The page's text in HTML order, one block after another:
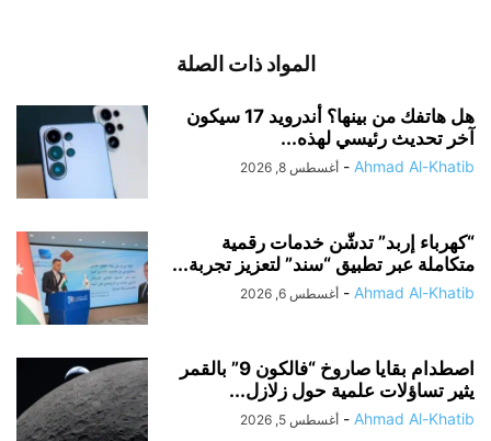
المواد ذات الصلة
هل هاتفك من بينها؟ أندرويد 17 سيكون
آخر تحديث رئيسي لهذه...
Ahmad Al-Khatib
- أغسطس 8, 2026
“كهرباء إربد” تدشّن خدمات رقمية
متكاملة عبر تطبيق “سند” لتعزيز تجربة...
Ahmad Al-Khatib
- أغسطس 6, 2026
اصطدام بقايا صاروخ “فالكون 9” بالقمر
يثير تساؤلات علمية حول زلازل...
Ahmad Al-Khatib
- أغسطس 5, 2026